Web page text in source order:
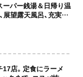
パー銭湯＆日帰り温
展望露天風呂、充実の
店。定食にラーメ